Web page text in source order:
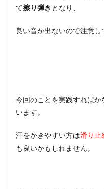
て擦り弾き となり、
良い音が出ないので注意し
今回のことを実践すれば
います。
汗をかきやすい方は滑り止
も良いかもしれません。